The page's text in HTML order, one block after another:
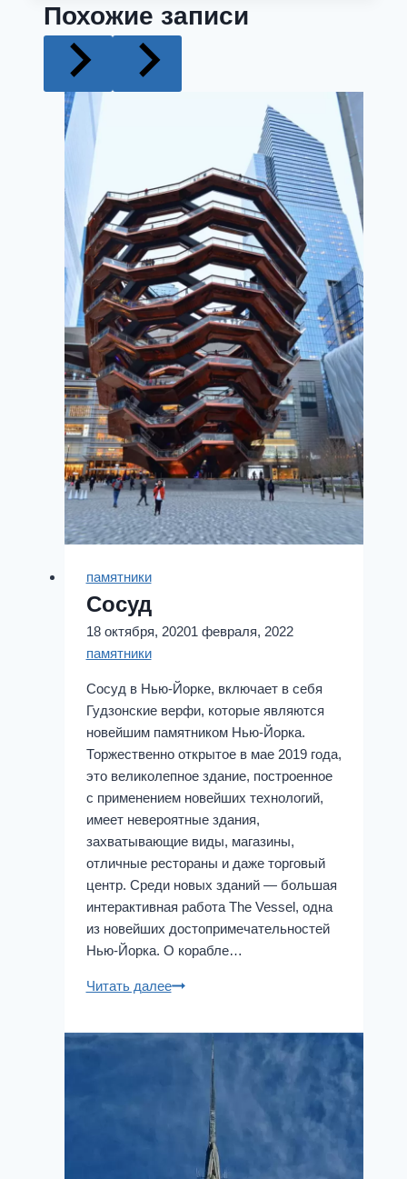
Похожие записи
памятники
Сосуд
18 октября, 20201 февраля, 2022
памятники
Сосуд в Нью-Йорке, включает в себя
Гудзонские верфи, которые являются
новейшим памятником Нью-Йорка.
Торжественно открытое в мае 2019 года,
это великолепное здание, построенное
с применением новейших технологий,
имеет невероятные здания,
захватывающие виды, магазины,
отличные рестораны и даже торговый
центр. Среди новых зданий — большая
интерактивная работа The Vessel, одна
из новейших достопримечательностей
Нью-Йорка. О корабле…
Читать далееСосуд